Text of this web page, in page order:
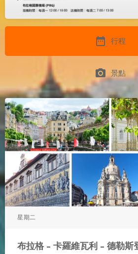
date_range 行程
photo_camera 景點
星期二
布拉格 - 卡羅維瓦利 - 德勒